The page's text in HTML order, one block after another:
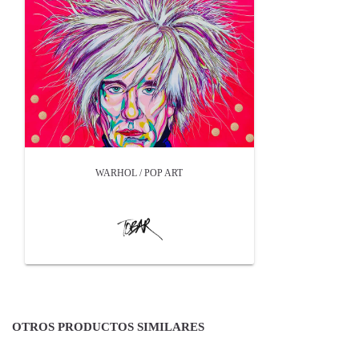
WARHOL / POP ART
OTROS PRODUCTOS SIMILARES